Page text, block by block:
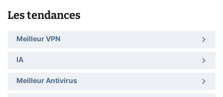
Les tendances
Meilleur VPN
IA
Meilleur Antivirus